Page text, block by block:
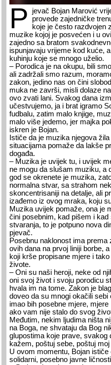
P
jevač Bojan Marović
provede zajedničke
koje je često razdvojen
muzike kojoj je posvećen i u
zajedno sa bratom
ispunjavaju vrijeme kod kuće,
kuhinju koje se mnogo uželio.
– Porodica je na okupu, bili
ali zadržali smo razum,
zakon, jedino nas on čini
muka ne završi, misli dolaze
ovo zvati lani. Svakog dana
učestvujemo, ja i brat igramo
fudbalu, zatim malo knjige,
malo više jedemo, jer majka
iskren je Bojan.
Ističe da je muzika njegova
situacijama pomaže da lakše
događa.
– Muzika je uvijek tu, i uvijek
ne mogu da slušam muziku, a
god se okrenete je muzika,
normalna stvar, sa strahom
skoncentrisaniji na detalje, ali
izađemo iz ovog mraka, koju
Muzika uvijek pomaže, ona je
čini posebnim, kad pišem i
stvaranja, to je potpuno nova
pjevač.
Posebnu naklonost ima
ovih dana na prvoj liniji borbe,
koji krše propisane mjere i
živote.
– Oni su naši heroji, neke od
oni svoj život i svoju porodicu
hvala im na tome. Zakon je
doveo da su mnogi okačili
imao bih posebne mjere,
ako vam nije stalo do svog
Međutim, nekim ljudima ništa
na Boga, ne shvataju da Bog
glupostima koje prave, svakog
kažem, poštuj sebe, poštuj
U ovom momentu, Bojan
solidarni, posebno javne